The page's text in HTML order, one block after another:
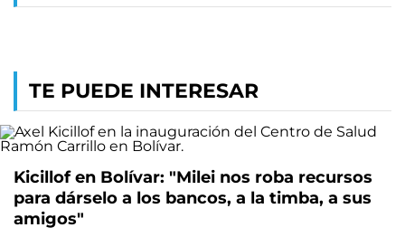
TE PUEDE INTERESAR
Kicillof en Bolívar: "Milei nos roba recursos
para dárselo a los bancos, a la timba, a sus
amigos"